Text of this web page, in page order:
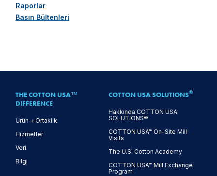
Raporlar
Basın Bültenleri
THE COTTON USA™
DIFFERENCE
Ürün + Ortaklık
Hizmetler
Veri
Bilgi
COTTON USA SOLUTIONS®
Hakkında COTTON USA
SOLUTIONS®
COTTON USA™ On-Site Mill
Visits
The U.S. Cotton Academy
COTTON USA™ Mill Exchange
Program